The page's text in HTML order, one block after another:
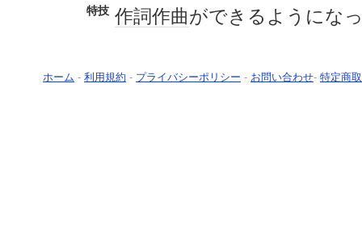
特技 作詞作曲ができるようにな
ホーム - 利用規約 - プライバシーポリシー - お問い合わせ- 特定商